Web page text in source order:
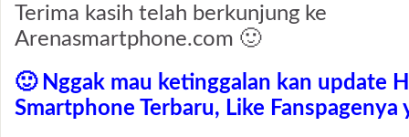
Terima kasih telah berkunjung ke
Arenasmartphone.com 🙂
🙂 Nggak mau ketinggalan kan update
Smartphone Terbaru, Like Fanspagenya